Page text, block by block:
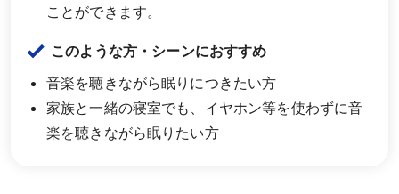
ことができます。
このような方・シーンにおすすめ
音楽を聴きながら眠りにつきたい方
家族と一緒の寝室でも、イヤホン等を使わずに音
楽を聴きながら眠りたい方